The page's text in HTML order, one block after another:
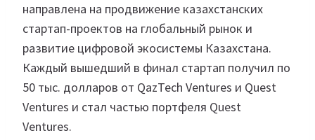
направлена на продвижение казахстанских
стартап-проектов на глобальный рынок и
развитие цифровой экосистемы Казахстана.
Каждый вышедший в финал стартап получил по
50 тыс. долларов от QazTech Ventures и Quest
Ventures и стал частью портфеля Quest
Ventures.